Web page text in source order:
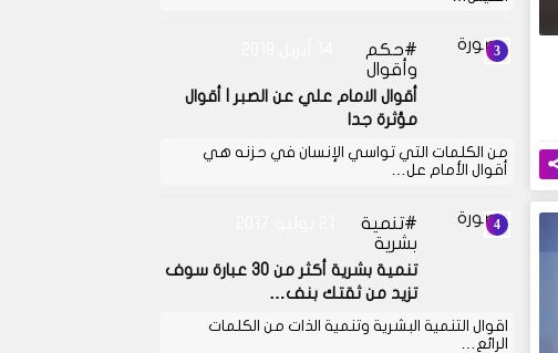
حكم
وأقوال
أقوال الامام علي عن الصبر l أقوال
مؤثرة جدا
من الكلمات التي تواسي الإنسان في حزنه هي
أقوال الأمام عل…
تنمية
بشرية
تنمية بشرية أكثر من 30 عبارة سوف
تزيد من ثقتك بنف…
اقوال التنمية البشرية وتنمية الذات من الكلمات
الرائع…